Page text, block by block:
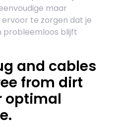
maar
te zorgen dat je
probleemloos blijft
and cables
from dirt
optimal